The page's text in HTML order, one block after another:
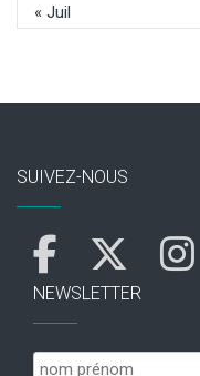
« Juil
SUIVEZ-NOUS
NEWSLETTER